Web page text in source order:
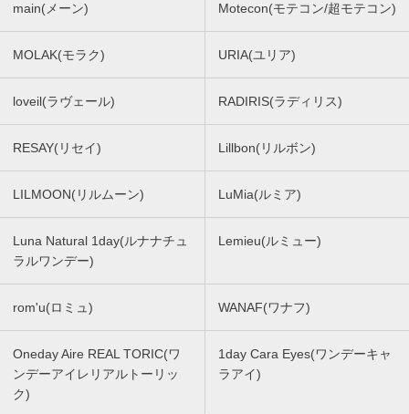
main(メーン) Motecon(モテコン/超モテコン)
MOLAK(モラク) URIA(ユリア)
loveil(ラヴェール) RADIRIS(ラディリス)
RESAY(リセイ) Lillbon(リルボン)
LILMOON(リルムーン) LuMia(ルミア)
Luna Natural 1day(ルナナチュ
ラルワンデー)
Lemieu(ルミュー)
rom'u(ロミュ) WANAF(ワナフ)
Oneday Aire REAL TORIC(ワ
ンデーアイレリアルトーリッ
ク)
1day Cara Eyes(ワンデーキャ
ラアイ)